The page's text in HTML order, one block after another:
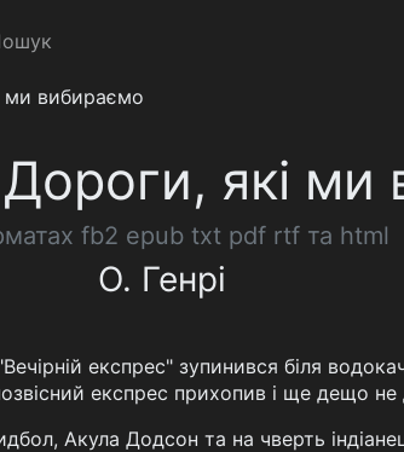
ми вибираємо
які ми
fb2 epub txt pdf rtf та html
О. Генрі
експрес" зупинився біля
експрес прихопив і ще дещо
Акула Додсон та на чверть